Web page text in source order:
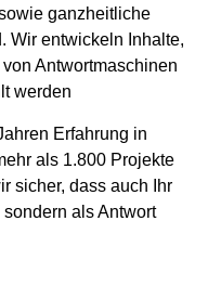
ganzheitliche
Wir entwickeln Inhalte,
Antwortmaschinen
werden
Erfahrung in
als 1.800 Projekte
sicher, dass auch Ihr
als Antwort